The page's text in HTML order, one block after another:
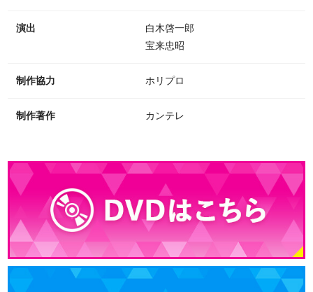
演出
白木啓一郎
宝来忠昭
制作協力 ホリプロ
制作著作 カンテレ